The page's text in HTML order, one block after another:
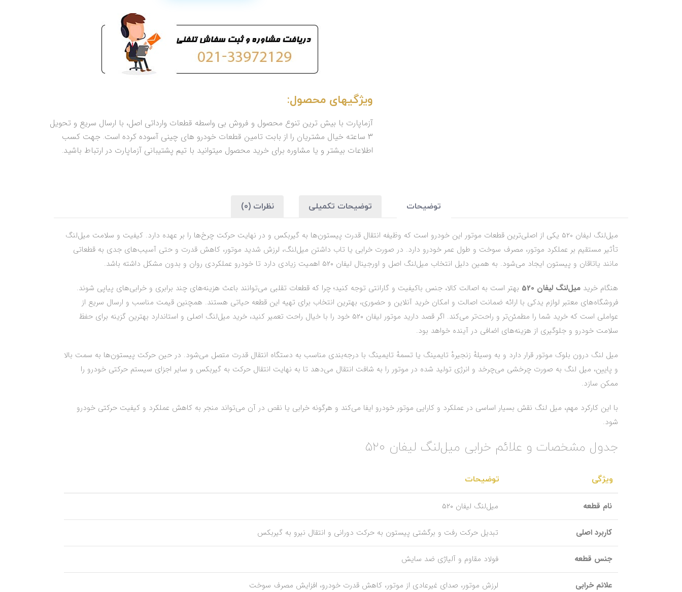
ویژگیهای محصول:
آزماپارت با بیش ترین تنوع محصول و فروش بی واسطه قطعات وارداتی اصل، با ارسال سریع و تحویل
3 ساعته خیال مشتریان را از بابت تامین قطعات خودرو های چینی آسوده کرده است. جهت کسب
اطلاعات بیشتر و یا مشاوره برای خرید محصول میتوانید با تیم پشتیبانی آزماپارت در ارتباط باشید.
توضیحات توضیحات تکمیلی نظرات (0)
میل‌لنگ لیفان ۵۲۰ یکی از اصلی‌ترین قطعات موتور این خودرو است که وظیفه انتقال قدرت پیستون‌ها به گیربکس و در نهایت حرکت چرخ‌ها را بر عهده دارد. کیفیت و سلامت میل‌لنگ
تأثیر مستقیم بر عملکرد موتور، مصرف سوخت و طول عمر خودرو دارد. در صورت خرابی یا تاب داشتن میل‌لنگ، لرزش شدید موتور، کاهش قدرت و حتی آسیب‌های جدی به قطعاتی
مانند یاتاقان و پیستون ایجاد می‌شود. به همین دلیل انتخاب میل‌لنگ اصل و اورجینال لیفان 520 اهمیت زیادی دارد تا خودرو عملکردی روان و بدون مشکل داشته باشد.
هنگام خرید میل‌لنگ لیفان 520
بهتر است به اصالت کالا، جنس باکیفیت و گارانتی توجه کنید؛ چرا که قطعات تقلبی می‌توانند باعث هزینه‌های چند برابری و خرابی‌های پیاپی شوند.
فروشگاه‌های معتبر لوازم یدکی با ارائه ضمانت اصالت و امکان خرید آنلاین و حضوری، بهترین انتخاب برای تهیه این قطعه حیاتی هستند. همچنین قیمت مناسب و ارسال سریع از
عواملی است که خرید شما را مطمئن‌تر و راحت‌تر می‌کند. اگر قصد دارید موتور لیفان 520 خود را با خیال راحت تعمیر کنید، خرید میل‌لنگ اصلی و استاندارد بهترین گزینه برای حفظ
سلامت خودرو و جلوگیری از هزینه‌های اضافی در آینده خواهد بود.
میل لنگ درون بلوک موتور قرار دارد و به وسیلهٔ زنجیرهٔ تایمینگ یا تسمهٔ تایمینگ با درجه‌بندی مناسب به دستگاه انتقال قدرت متصل می‌شود. در حین حرکت پیستون‌ها به سمت بالا
و پایین، میل لنگ به صورت چرخشی می‌چرخد و انرژی تولید شده در موتور را به شافت انتقال می‌دهد تا به نهایت انتقال حرکت به گیربکس و سایر اجزای سیستم حرکتی خودرو را
ممکن سازد.
با این کارکرد مهم، میل لنگ نقش بسیار اساسی در عملکرد و کارایی موتور خودرو ایفا می‌کند و هرگونه خرابی یا نقص در آن می‌تواند منجر به کاهش عملکرد و کیفیت حرکتی خودرو
شود.
جدول مشخصات و علائم خرابی میل‌لنگ لیفان 520
ویژگی توضیحات
نام قطعه میل‌لنگ لیفان 520
کاربرد اصلی تبدیل حرکت رفت و برگشتی پیستون به حرکت دورانی و انتقال نیرو به گیربکس
جنس قطعه فولاد مقاوم و آلیاژی ضد سایش
علائم خرابی لرزش موتور، صدای غیرعادی از موتور، کاهش قدرت خودرو، افزایش مصرف سوخت